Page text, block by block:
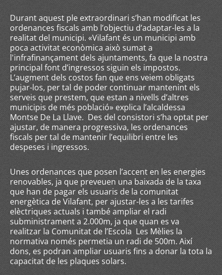
Durant aquest ple extraordinari s’han modificat les
ordenances fiscals amb l’objectiu d’adaptar-les a la
realitat del municipi. «Vilafant és un municipi amb
poca activitat econòmica això sumat a
l'infrafinançament dels ajuntaments, fa que la nostra
principal font d’ingressos siguin els impostos.
L’augment dels costos fan que ens veiem obligats
pujar-los, per tal de poder continuar mantenint els
serveis que prestem, que estan a nivells d’altres
municipis de més població» explica l’alcaldessa
Montse De La Llave. Des del consistori s’ha optat per
ajustar, de manera progressiva, les ordenances
fiscals per tal de mantenir l’equilibri entre les
despeses i ingressos.
Unes ordenances que posen l’accent en les energies
renovables, ja que preveuen una baixada de la taxa
que han de pagar els usuaris de la comunitat
energètica de Vilafant, per ajustar-les a les tarifes
elèctriques actuals i també ampliar el radi
subministrament a 2.000m, ja que quan es va
realitzar la Comunitat de l’Escola Les Mèlies la
normativa només permetia un radi de 500m. Així
dons, es podran ampliar usuaris fins a donar la tota la
capacitat de les plaques solars.